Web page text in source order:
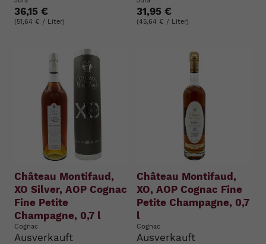
36,15 €
(51,64 € / Liter)
31,95 €
(45,64 € / Liter)
Château Montifaud,
XO Silver, AOP Cognac
Fine Petite
Champagne, 0,7 l
Cognac
Ausverkauft
Château Montifaud,
XO, AOP Cognac Fine
Petite Champagne, 0,7
l
Cognac
Ausverkauft